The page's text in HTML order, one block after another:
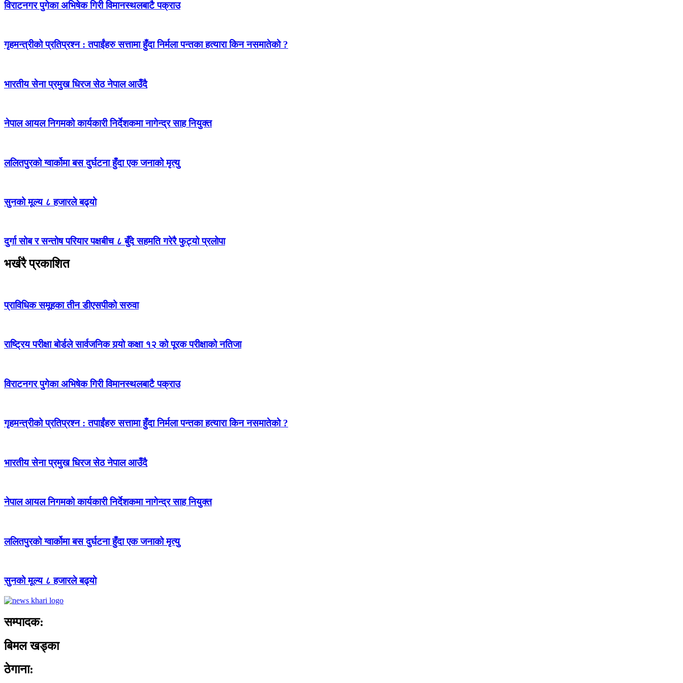
विराटनगर पुगेका अभिषेक गिरी विमानस्थलबाटै पक्राउ
गृहमन्त्रीको प्रतिप्रश्न : तपाईंहरु सत्तामा हुँदा निर्मला पन्तका हत्यारा किन नसमातेको ?
भारतीय सेना प्रमुख धिरज सेठ नेपाल आउँदै
नेपाल आयल निगमको कार्यकारी निर्देशकमा नागेन्द्र साह नियुक्त
ललितपुरको ग्वार्कोमा बस दुर्घटना हुँदा एक जनाको मृत्यु
सुनको मूल्य ८ हजारले बढ्यो
दुर्गा सोब र सन्तोष परियार पक्षबीच ८ बुँदे सहमति गरेरै फुट्यो प्रलोपा
भर्खरै प्रकाशित
प्राविधिक समूहका तीन डीएसपीको सरुवा
राष्ट्रिय परीक्षा बोर्डले सार्वजनिक गर्‍यो कक्षा १२ को पूरक परीक्षाको नतिजा
विराटनगर पुगेका अभिषेक गिरी विमानस्थलबाटै पक्राउ
गृहमन्त्रीको प्रतिप्रश्न : तपाईंहरु सत्तामा हुँदा निर्मला पन्तका हत्यारा किन नसमातेको ?
भारतीय सेना प्रमुख धिरज सेठ नेपाल आउँदै
नेपाल आयल निगमको कार्यकारी निर्देशकमा नागेन्द्र साह नियुक्त
ललितपुरको ग्वार्कोमा बस दुर्घटना हुँदा एक जनाको मृत्यु
सुनको मूल्य ८ हजारले बढ्यो
सम्पादक:
बिमल खड्का
ठेगाना: